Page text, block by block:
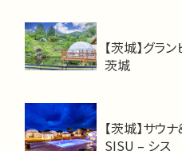
【茨城】グラ
茨城
【茨城】サウ
SISU – シス